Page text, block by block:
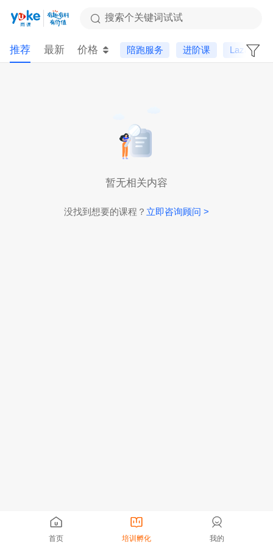
搜索个关键词试试
推荐 最新 价格 陪跑服务 进阶课 Lazada
暂无相关内容
没找到想要的课程？ 立即咨询顾问 >
首页 培训孵化 我的